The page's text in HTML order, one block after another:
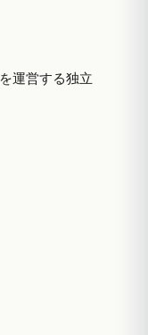
運営する独立